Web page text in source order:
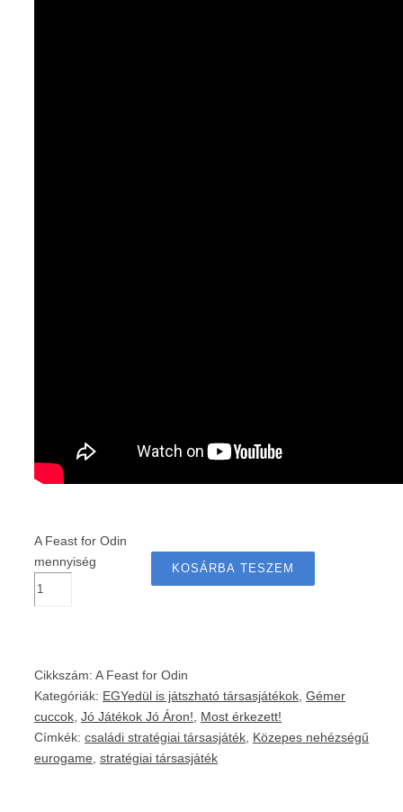
A Feast for Odin
mennyiség
KOSÁRBA TESZEM
Cikkszám: A Feast for Odin
Kategóriák: EGYedül is játszható társasjátékok Gémer
cuccok Jó Játékok Jó Áron!
Most érkezett!
Címkék: családi stratégiai társasjáték Közepes nehézségű
eurogame stratégiai társasjáték